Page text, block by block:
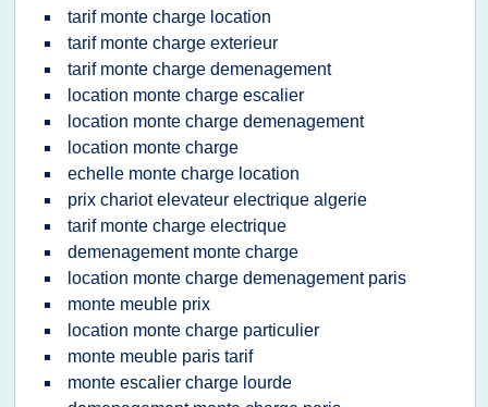
tarif monte charge location
tarif monte charge exterieur
tarif monte charge demenagement
location monte charge escalier
location monte charge demenagement
location monte charge
echelle monte charge location
prix chariot elevateur electrique algerie
tarif monte charge electrique
demenagement monte charge
location monte charge demenagement paris
monte meuble prix
location monte charge particulier
monte meuble paris tarif
monte escalier charge lourde